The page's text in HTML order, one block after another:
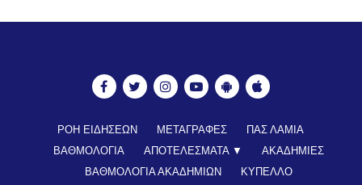
ΡΟΗ ΕΙΔΗΣΕΩΝ ΜΕΤΑΓΡΑΦΕΣ
ΠΑΣ ΛΑΜΙΑ
ΒΑΘΜΟΛΟΓΙΑ
ΑΠΟΤΕΛΕΣΜΑΤΑ ▼
ΑΚΑΔΗΜΙΕΣ
ΒΑΘΜΟΛΟΓΙΑ ΑΚΑΔΗΜΙΩΝ
ΚΥΠΕΛΛΟ